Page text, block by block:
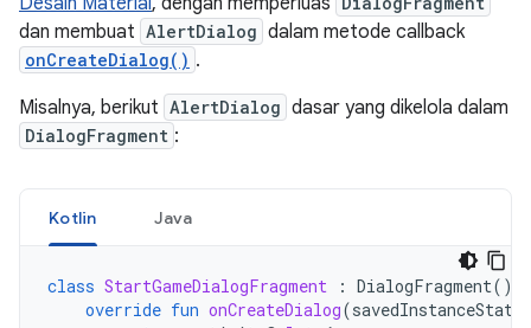
dan membuat AlertDialog dalam metode callback
onCreateDialog() .
Misalnya, berikut AlertDialog dasar yang dikelola dalam
DialogFragment :
Kotlin Java
class StartGameDialogFragment : DialogFragment()
override fun onCreateDialog(savedInstanceState